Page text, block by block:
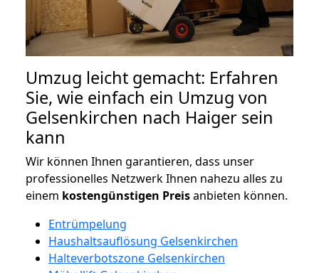
Umzug leicht gemacht: Erfahren
Sie, wie einfach ein Umzug von
Gelsenkirchen nach Haiger sein
kann
Wir können Ihnen garantieren, dass unser
professionelles Netzwerk Ihnen nahezu alles zu
einem kostengünstigen Preisanbieten können.
Entrümpelung
Haushaltsauflösung Gelsenkirchen
Halteverbotszone Gelsenkirchen